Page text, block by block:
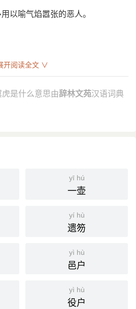
以喻气焰嚣张的恶人。
以喻气焰嚣张的恶人。
公传》：“锦衣卫指挥 马顺 者，
者，今日犹敢尔！’众争捶之，立
开阅读全文 ∨
是什么意思由辞林文苑汉语词典
yī hú
一壶
yí hù
遗笏
yì hù
邑户
yì hù
役户